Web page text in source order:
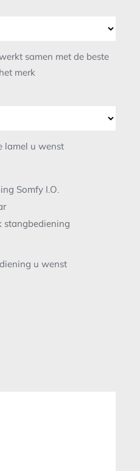
samen met de beste
merk
lamel u wenst
Somfy I.O.
stangbediening
u wenst